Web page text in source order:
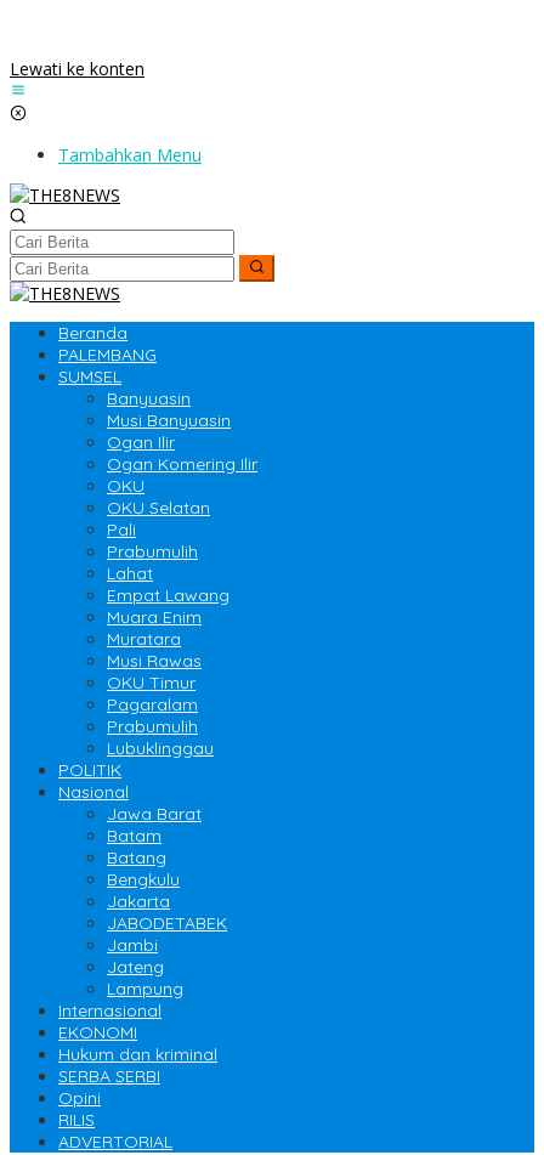
Lewati ke konten
Tambahkan Menu
Beranda
PALEMBANG
SUMSEL
Banyuasin
Musi Banyuasin
Ogan Ilir
Ogan Komering Ilir
OKU
OKU Selatan
Pali
Prabumulih
Lahat
Empat Lawang
Muara Enim
Muratara
Musi Rawas
OKU Timur
Pagaralam
Prabumulih
Lubuklinggau
POLITIK
Nasional
Jawa Barat
Batam
Batang
Bengkulu
Jakarta
JABODETABEK
Jambi
Jateng
Lampung
Internasional
EKONOMI
Hukum dan kriminal
SERBA SERBI
Opini
RILIS
ADVERTORIAL